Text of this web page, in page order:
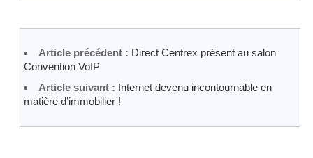
Article précédent : Direct Centrex présent au salon
Convention VoIP
Article suivant : Internet devenu incontournable en
matière d’immobilier !